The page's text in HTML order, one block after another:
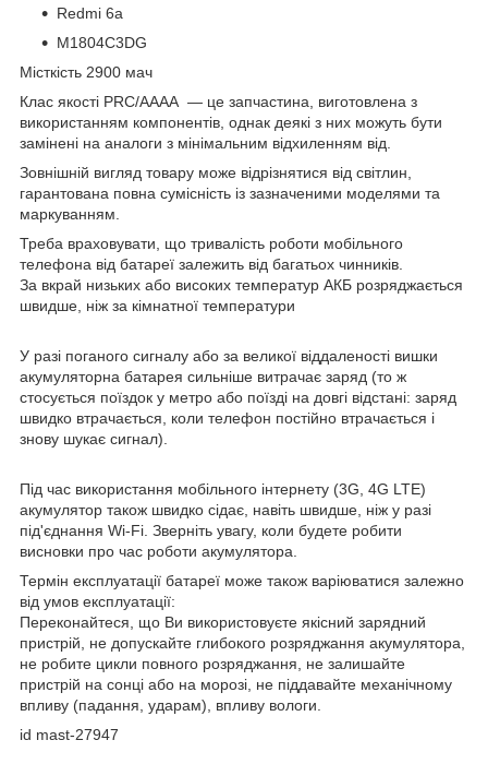
Redmi 6a
M1804C3DG
Місткість 2900 мач
Клас якості PRC/AAAA — це запчастина, виготовлена з
використанням компонентів, однак деякі з них можуть бути
замінені на аналоги з мінімальним відхиленням від.
Зовнішній вигляд товару може відрізнятися від світлин,
гарантована повна сумісність із зазначеними моделями та
маркуванням.
Треба враховувати, що тривалість роботи мобільного
телефона від батареї залежить від багатьох чинників.
За вкрай низьких або високих температур АКБ розряджається
швидше, ніж за кімнатної температури
У разі поганого сигналу або за великої віддаленості вишки
акумуляторна батарея сильніше витрачає заряд (то ж
стосується поїздок у метро або поїзді на довгі відстані: заряд
швидко втрачається, коли телефон постійно втрачається і
знову шукає сигнал).
Під час використання мобільного інтернету (3G, 4G LTE)
акумулятор також швидко сідає, навіть швидше, ніж у разі
під'єднання Wi-Fi. Зверніть увагу, коли будете робити
висновки про час роботи акумулятора.
Термін експлуатації батареї може також варіюватися залежно
від умов експлуатації:
Переконайтеся, що Ви використовуєте якісний зарядний
пристрій, не допускайте глибокого розряджання акумулятора,
не робите цикли повного розряджання, не залишайте
пристрій на сонці або на морозі, не піддавайте механічному
впливу (падання, ударам), впливу вологи.
id mast-27947